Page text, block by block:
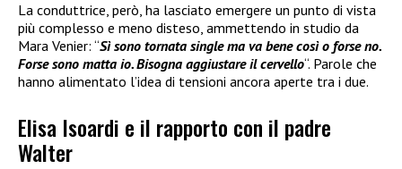
La conduttrice, però, ha lasciato emergere un punto di vista
più complesso e meno disteso, ammettendo in studio da
Mara Venier: “Sì sono tornata single ma va bene così o forse no.
Forse sono matta io. Bisogna aggiustare il cervello“. Parole che
hanno alimentato l’idea di tensioni ancora aperte tra i due.
Elisa Isoardi e il rapporto con il padre
Walter